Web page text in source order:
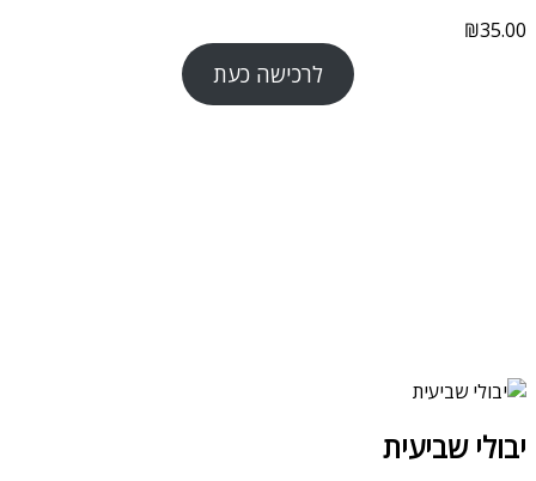
₪35.00
לרכישה כעת
יבולי שביעית